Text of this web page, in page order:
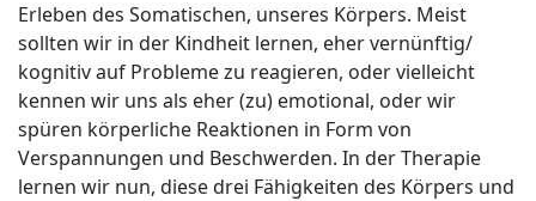
Erleben des Somatischen, unseres Körpers. Meist
sollten wir in der Kindheit lernen, eher vernünftig/
kognitiv auf Probleme zu reagieren, oder vielleicht
kennen wir uns als eher (zu) emotional, oder wir
spüren körperliche Reaktionen in Form von
Verspannungen und Beschwerden. In der Therapie
lernen wir nun, diese drei Fähigkeiten des Körpers und